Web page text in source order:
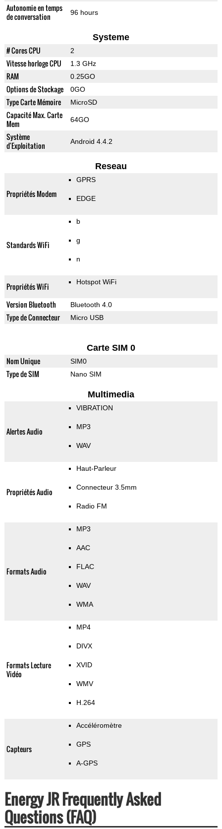
Autonomie en temps
de conversation
96 hours
Systeme
# Cores CPU 2
Vitesse horloge CPU 1.3 GHz
RAM 0.25GO
Options de Stockage 0GO
Type Carte Mémoire MicroSD
Capacité Max. Carte
Mem
64GO
Système
d'Exploitation
Android 4.4.2
Reseau
Propriétés Modem
GPRS
EDGE
Standards WiFi
b
g
n
Propriétés WiFi Hotspot WiFi
Version Bluetooth Bluetooth 4.0
Type de Connecteur Micro USB
Carte SIM 0
Nom Unique SIM0
Type de SIM Nano SIM
Multimedia
Alertes Audio
VIBRATION
MP3
WAV
Propriétés Audio
Haut-Parleur
Connecteur 3.5mm
Radio FM
Formats Audio
MP3
AAC
FLAC
WAV
WMA
Formats Lecture
Vidéo
MP4
DIVX
XVID
WMV
H.264
Capteurs
Accéléromètre
GPS
A-GPS
Energy JR Frequently Asked
Questions (FAQ)